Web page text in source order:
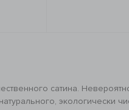
сатина.
экологически